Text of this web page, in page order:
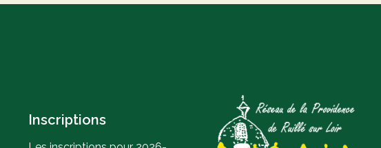
Inscriptions